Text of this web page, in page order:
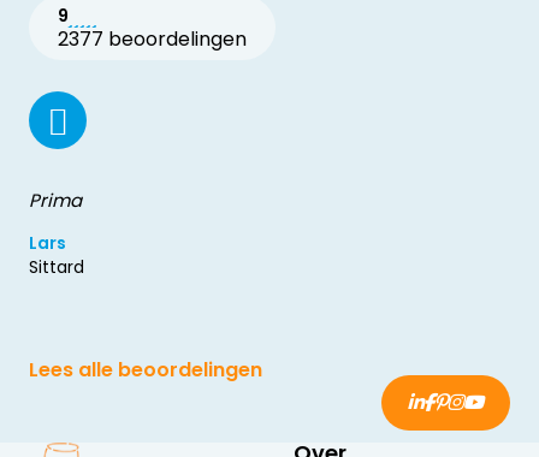
9
2377 beoordelingen
Prima
Lars
Sittard
Lees alle beoordelingen